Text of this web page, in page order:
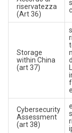
riservatezza
(Art 36)
Storage
within China
(art 37)
Cybersecurity
Assessment
(art 38)